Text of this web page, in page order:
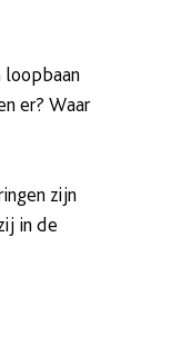
loopbaan
er? Waar
zijn
in de